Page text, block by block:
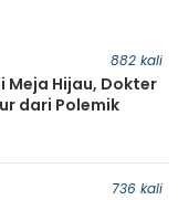
882 kali
Meja Hijau, Dokter
dari Polemik
736 kali